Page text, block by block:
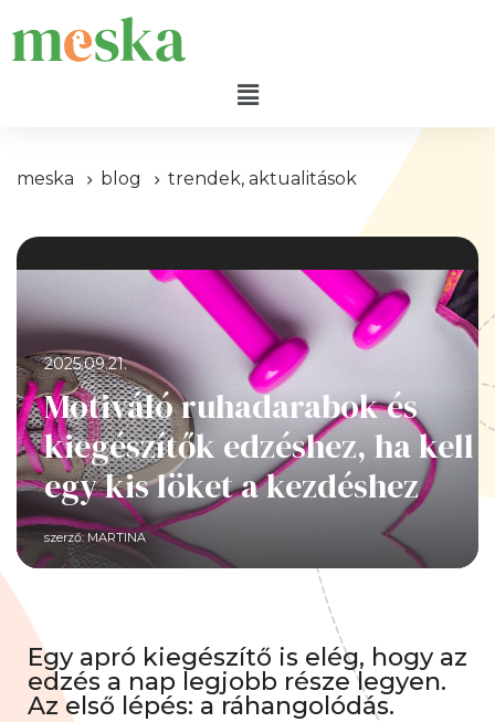
meska blog trendek, aktualitások
2025.09.21.
Motiváló ruhadarabok és
kiegészítők edzéshez, ha kell
egy kis löket a kezdéshez
szerző: MARTINA
Egy apró kiegészítő is elég, hogy az
edzés a nap legjobb része legyen.
Az első lépés: a ráhangolódás.